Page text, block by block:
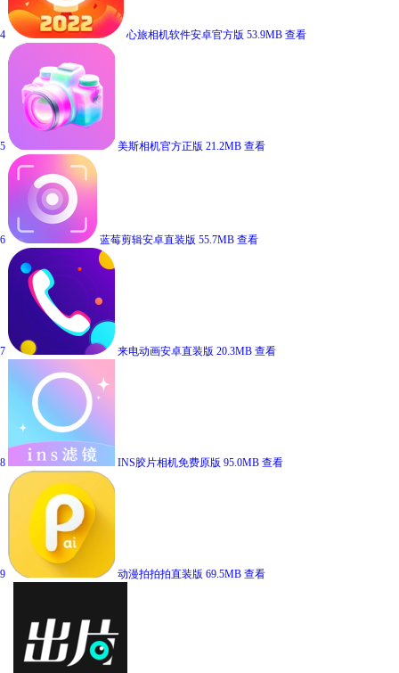
4 心旅相机软件安卓官方版 53.9MB 查看
5 美斯相机官方正版 21.2MB 查看
6 蓝莓剪辑安卓直装版 55.7MB 查看
7 来电动画安卓直装版 20.3MB 查看
8 INS胶片相机免费原版 95.0MB 查看
9 动漫拍拍拍直装版 69.5MB 查看